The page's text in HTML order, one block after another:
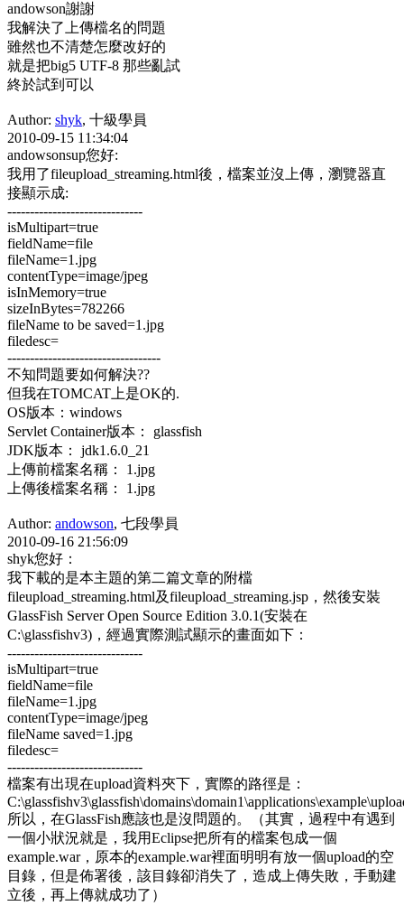
andowson謝謝
我解決了上傳檔名的問題
雖然也不清楚怎麼改好的
就是把big5 UTF-8 那些亂試
終於試到可以
Author: shyk, 十級學員
2010-09-15 11:34:04
andowsonsup您好:
我用了fileupload_streaming.html後，檔案並沒上傳，瀏覽器直
接顯示成:
------------------------------
isMultipart=true
fieldName=file
fileName=1.jpg
contentType=image/jpeg
isInMemory=true
sizeInBytes=782266
fileName to be saved=1.jpg
filedesc=
----------------------------------
不知問題要如何解決??
但我在TOMCAT上是OK的.
OS版本：windows
Servlet Container版本： glassfish
JDK版本： jdk1.6.0_21
上傳前檔案名稱： 1.jpg
上傳後檔案名稱： 1.jpg
Author: andowson, 七段學員
2010-09-16 21:56:09
shyk您好：
我下載的是本主題的第二篇文章的附檔
fileupload_streaming.html及fileupload_streaming.jsp，然後安裝
GlassFish Server Open Source Edition 3.0.1(安裝在
C:\glassfishv3)，經過實際測試顯示的畫面如下：
------------------------------
isMultipart=true
fieldName=file
fileName=1.jpg
contentType=image/jpeg
fileName saved=1.jpg
filedesc=
------------------------------
檔案有出現在upload資料夾下，實際的路徑是：
所以，在GlassFish應該也是沒問題的。（其實，過程中有遇到
一個小狀況就是，我用Eclipse把所有的檔案包成一個
example.war，原本的example.war裡面明明有放一個upload的空
目錄，但是佈署後，該目錄卻消失了，造成上傳失敗，手動建
立後，再上傳就成功了）